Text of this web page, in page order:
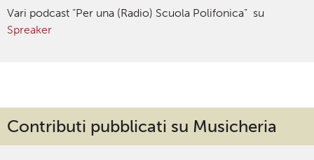
Vari podcast “Per una (Radio) Scuola Polifonica” su
Spreaker
Contributi pubblicati su Musicheria